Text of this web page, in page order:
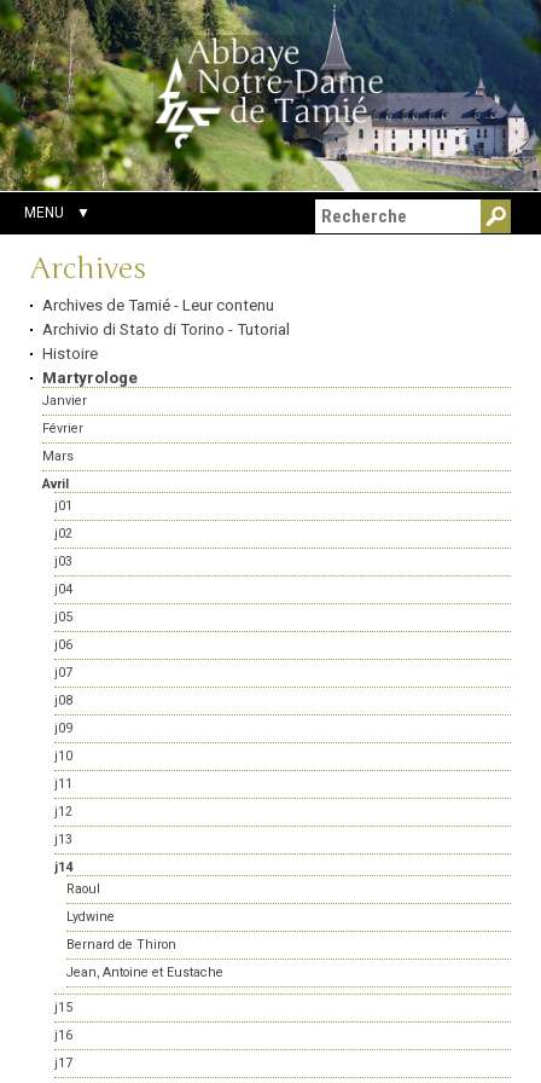
Aller
au
contenu.
|
Aller
à
la
navigation
Outils
personnels
Chercher par
Recherche
avancée…
MENU
Navigation
Archives
Archives de Tamié - Leur contenu
Archivio di Stato di Torino - Tutorial
Histoire
Martyrologe
Janvier
Février
Mars
Avril
j01
j02
j03
j04
j05
j06
j07
j08
j09
j10
j11
j12
j13
j14
Raoul
Lydwine
Bernard de Thiron
Jean, Antoine et Eustache
j15
j16
j17